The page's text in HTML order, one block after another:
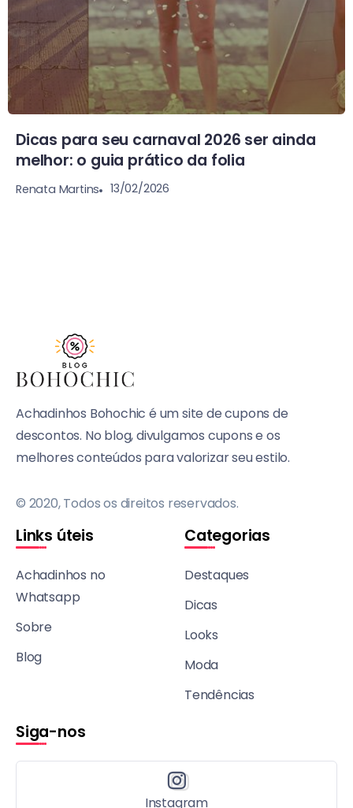
Dicas para seu carnaval 2026 ser ainda
melhor: o guia prático da folia
Renata Martins 13/02/2026
Achadinhos Bohochic é um site de cupons de
descontos. No blog, divulgamos cupons e os
melhores conteúdos para valorizar seu estilo.
© 2020, Todos os direitos reservados.
Links úteis
Achadinhos no
Whatsapp
Sobre
Blog
Categorias
Destaques
Dicas
Looks
Moda
Tendências
Siga-nos
Instagram